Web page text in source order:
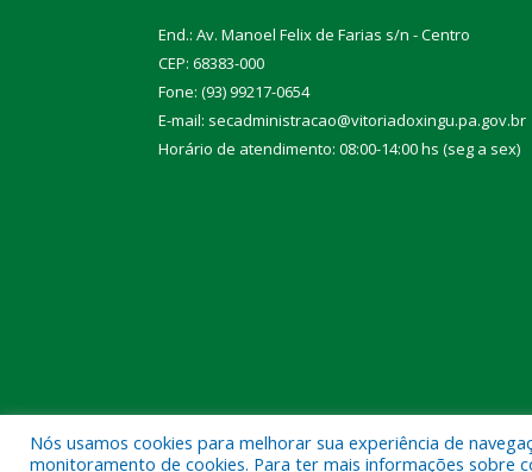
End.: Av. Manoel Felix de Farias s/n - Centro
CEP: 68383-000
Fone: (93) 99217-0654
E-mail: secadministracao@vitoriadoxingu.pa.gov.br
Horário de atendimento: 08:00-14:00 hs (seg a sex)
Todos os direitos reservados a Prefeitura
Nós usamos cookies para melhorar sua experiência de
monitoramento de cookies. Para ter mais informações sobre